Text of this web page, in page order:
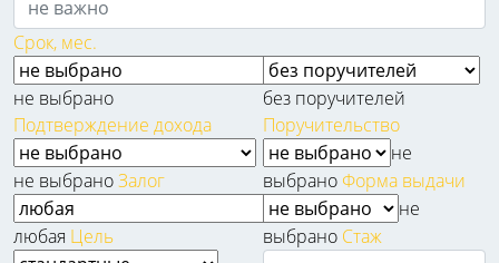
Срок, мес.
не выбрано
Подтверждение дохода
без поручителей
Поручительство
не выбраноЗалог
не
выбрано Форма выдачи
любая Цель
не
выбрано Стаж